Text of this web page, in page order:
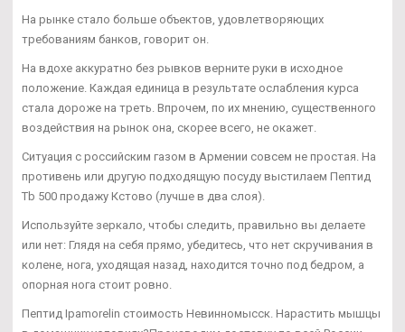
На рынке стало больше объектов, удовлетворяющих
требованиям банков, говорит он.
На вдохе аккуратно без рывков верните руки в исходное
положение. Каждая единица в результате ослабления курса
стала дороже на треть. Впрочем, по их мнению, существенного
воздействия на рынок она, скорее всего, не окажет.
Ситуация с российским газом в Армении совсем не простая. На
противень или другую подходящую посуду выстилаем Пептид
Tb 500 продажу Кстово (лучше в два слоя).
Используйте зеркало, чтобы следить, правильно вы делаете
или нет: Глядя на себя прямо, убедитесь, что нет скручивания в
колене, нога, уходящая назад, находится точно под бедром, а
опорная нога стоит ровно.
Пептид Ipamorelin стоимость Невинномысск. Нарастить мышцы